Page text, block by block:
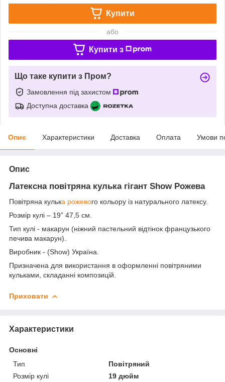
Купити
або
Купити з
Що таке купити з Пром?
Замовлення під захистом
Доступна доставка
Опис Характеристики Доставка Оплата Умови
Опис
Латексна повітряна кулька гігант Show Рожева
Повітряна кулька рожевого кольору із натурального латексу.
Розмір кулі – 19” 47,5 см.
Тип кулі - макарун (ніжний пастельний відтінок французького
печива макарун).
Виробник - (Show) Україна.
Призначена для використання в оформленні повітряними
кульками, складанні композицій.
Приховати
Характеристики
Основні
Тип
Повітряний
Розмір кулі
19 дюйм